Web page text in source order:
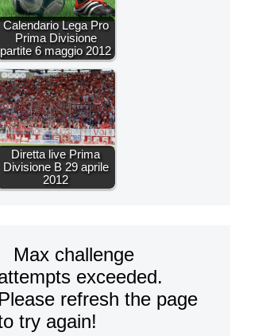
Calendario Lega Pro
Prima Divisione
partite 6 maggio 2012
Diretta live Prima
Divisione B 29 aprile
2012